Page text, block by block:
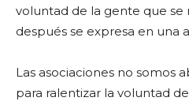
voluntad de la gente que se
después se expresa en una
Las asociaciones no somos
para ralentizar la voluntad